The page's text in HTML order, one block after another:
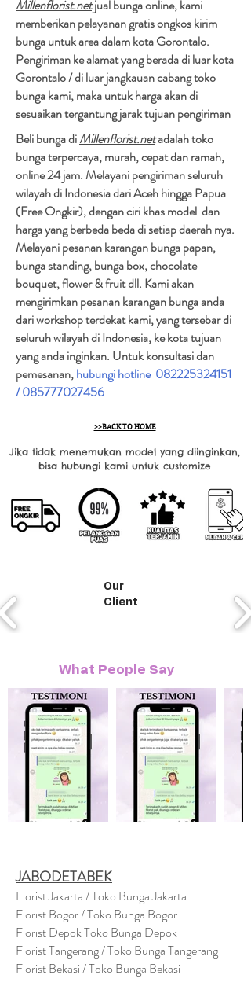
Millenflorist.netjual bunga online, kami
memberikan pelayanan gratis ongkos kirim
bunga untuk area dalam kota Gorontalo.
Pengiriman ke alamat yang berada di luar kota
Gorontalo / di luar jangkauan cabang toko
bunga kami, maka untuk harga akan di
sesuaikan tergantung jarak tujuan pengiriman​
Beli bunga diMillenflorist.netadalah toko
bunga terpercaya, murah, cepat dan ramah,
online 24 jam. Melayani pengiriman seluruh
wilayah di Indonesia dari Aceh hingga Papua
(Free Ongkir), dengan ciri khas model dan
harga yang berbeda beda di setiap daerah nya.
Melayani pesanan karangan bunga papan,
bunga standing, bunga box, chocolate
bouquet, flower & fruit dll. Kami akan
mengirimkan pesanan karangan bunga anda
dari workshop terdekat kami, yang tersebar di
seluruh wilayah di Indonesia, ke kota tujuan
yang anda inginkan. Untuk konsultasi dan
pemesanan,hubungi hotline 082225324151
/085777027456
>>BACK TO HOME
Jika tidak menemukan model yang diinginkan,
bisa hubungi kami untuk customize
Our
Client
What People Say
JABODETABEK
Florist Jakarta / Toko Bunga Jakarta
Florist Bogor / Toko Bunga Bogor
Florist Depok Toko Bunga Depok
Florist Tangerang / Toko Bunga Tangerang
Florist Bekasi / Toko Bunga Bekasi